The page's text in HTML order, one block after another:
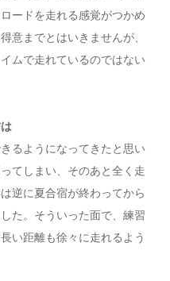
ードを走れる感覚がつかめ
意までとはいきませんが、
ムで走れているのではない
るようになってきたと思い
てしまい、そのあと全く走
逆に夏合宿が終わってから
た。そういった面で、練習
い距離も徐々に走れるよう